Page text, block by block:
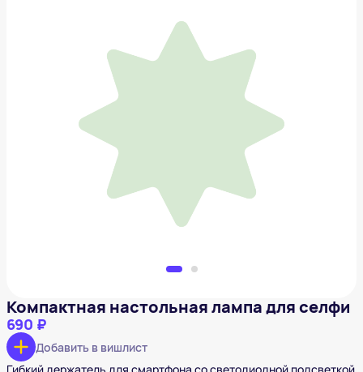
Компактная настольная лампа для селфи
Компактная настольная лампа для селфи
690 ₽
Добавить в вишлист